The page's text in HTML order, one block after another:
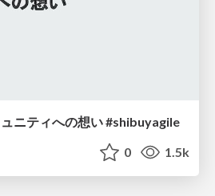
ニティへの想い #shibuyagile
0 1.5k